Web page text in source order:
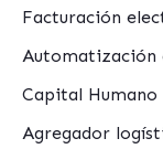
Facturación
Automatización
Capital Humano
Agregador